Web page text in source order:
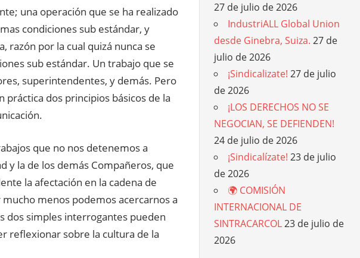
una operación que se ha realizado
condiciones sub estándar, y
razón por la cual quizá nunca se
sub estándar. Un trabajo que se
superintendentes, y demás. Pero
práctica dos principios básicos de la
que no nos detenemos a
y la de los demás Compañeros, que
la afectación en la cadena de
menos podemos acercarnos a
dos simples interrogantes pueden
reflexionar sobre la cultura de la
27 de julio de 2026
IndustriALL Global Union
desde Ginebra, Suiza. 27 de
julio de 2026
¡Sindicalizate! 27 de julio
de 2026
¡LOS DERECHOS NO SE
NEGOCIAN, SE DEFIENDEN!
24 de julio de 2026
¡Sindicalízate! 23 de julio
de 2026
🌍 COMISIÓN
INTERNACIONAL DE
SINTRACARCOL23 de julio de
2026